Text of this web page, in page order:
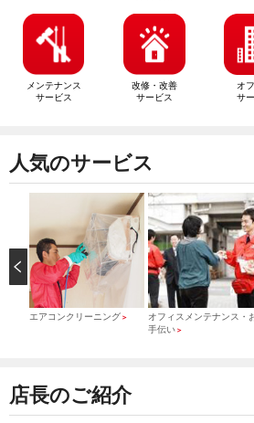
メンテナンス
サービス
改修・改善
サービス
オ
サ
人気のサービス
エアコンクリーニング ＞
オフィスメンテナンス・
手伝い ＞
店長のご紹介